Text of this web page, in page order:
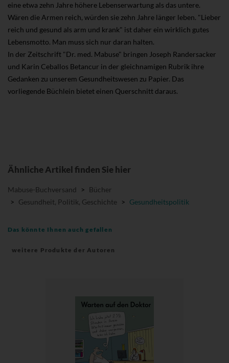
eine etwa zehn Jahre höhere Lebenserwartung als das untere.
Wären die Armen reich, würden sie zehn Jahre länger leben. "Lieber
reich und gesund als arm und krank" ist daher ein wirklich gutes
Lebensmotto. Man muss sich nur daran halten.
In der Zeitschrift "Dr. med. Mabuse" bringen Joseph Randersacker
und Karin Ceballos Betancur in der gleichnamigen Rubrik ihre
Gedanken zu unserem Gesundheitswesen zu Papier. Das
vorliegende Büchlein bietet einen Querschnitt daraus.
Ähnliche Artikel finden Sie hier
Mabuse-Buchversand > Bücher
> Gesundheit, Politik, Geschichte > Gesundheitspolitik
Das könnte Ihnen auch gefallen
weitere Produkte der Autoren